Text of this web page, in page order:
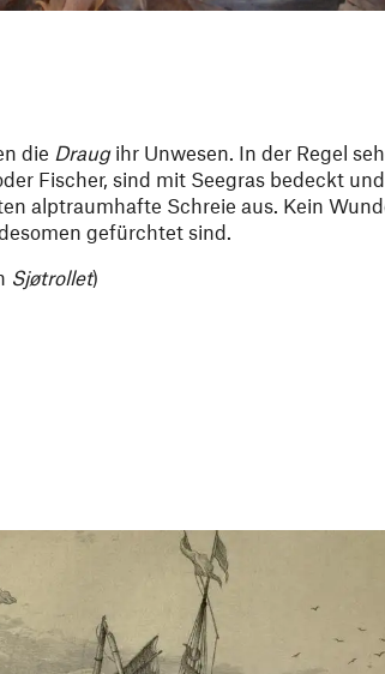
die Draugihr Unwesen. In der Regel
Fischer, sind mit Seegras bedeckt und
alptraumhafte Schreie aus. Kein
gefürchtet sind.
Sjøtrollet)